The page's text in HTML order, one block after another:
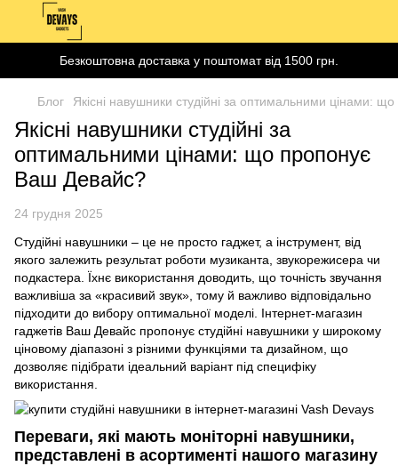
Безкоштовна доставка у поштомат від 1500 грн.
Блог Якісні навушники студійні за оптимальними цінами:
Якісні навушники студійні за
оптимальними цінами: що пропонує
Ваш Девайс?
24 грудня 2025
Студійні навушники – це не просто гаджет, а інструмент, від
якого залежить результат роботи музиканта, звукорежисера чи
подкастера. Їхнє використання доводить, що точність звучання
важливіша за «красивий звук», тому й важливо відповідально
підходити до вибору оптимальної моделі. Інтернет-магазин
гаджетів Ваш Девайс пропонує студійні навушники у широкому
ціновому діапазоні з різними функціями та дизайном, що
дозволяє підібрати ідеальний варіант під специфіку
використання.
Переваги, які мають моніторні навушники,
представлені в асортименті нашого магазину